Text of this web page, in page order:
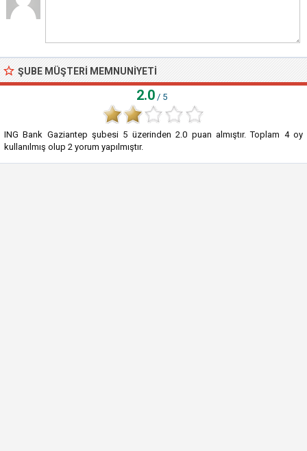
ŞUBE MÜŞTERI MEMNUNIYETI
2.0 / 5
ING Bank Gaziantep şubesi 5 üzerinden2.0 puan almıştır. Toplam 4oy
kullanılmış olup 2 yorum yapılmıştır.